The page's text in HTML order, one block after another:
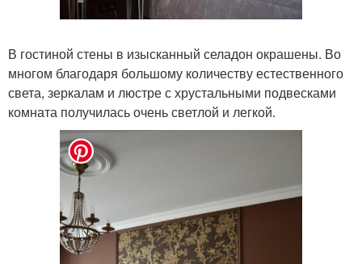
В гостиной стены в изысканный селадон окрашены. Во
многом благодаря большому количеству естественного
света, зеркалам и люстре с хрустальными подвесками
комната получилась очень светлой и легкой.